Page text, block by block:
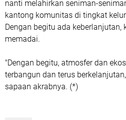
nanti melahirkan seniman-
kantong komunitas di tingkat
Dengan begitu ada keberlanjutan,
memadai.
"Dengan begitu, atmosfer dan
terbangun dan terus
sapaan akrabnya. (*)